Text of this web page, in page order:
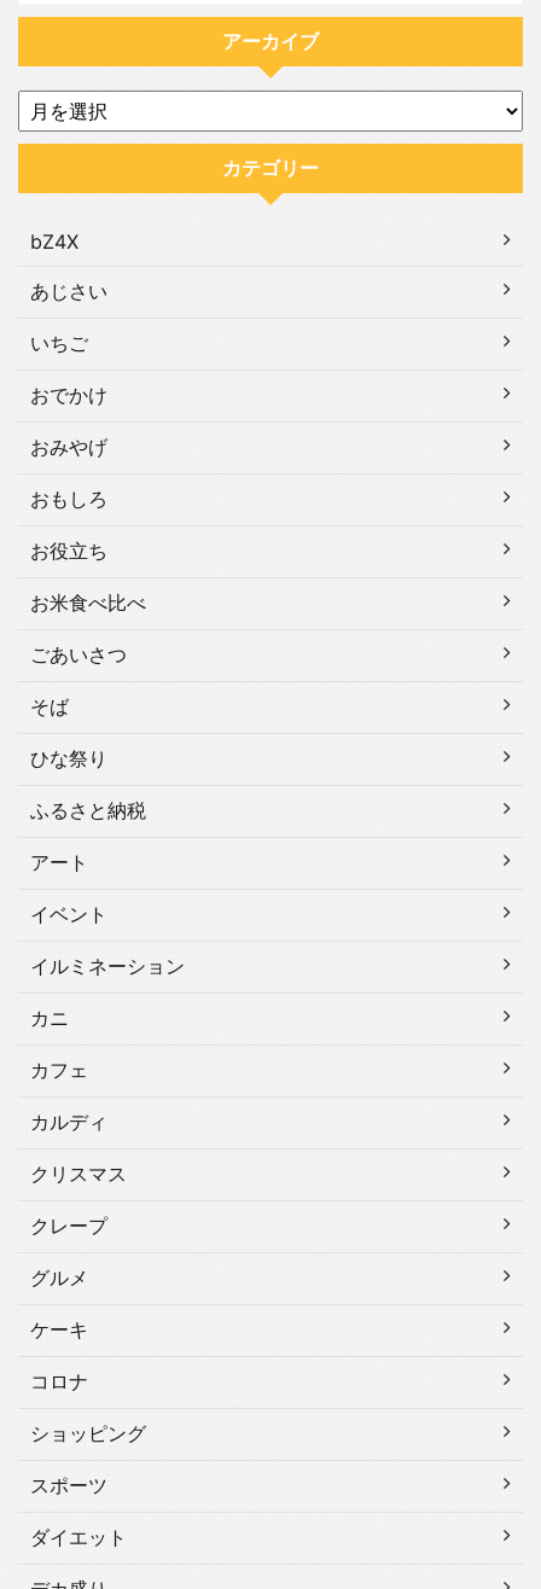
アーカイブ
カテゴリー
bZ4X
あじさい
いちご
おでかけ
おみやげ
おもしろ
お役立ち
お米食べ比べ
ごあいさつ
そば
ひな祭り
ふるさと納税
アート
イベント
イルミネーション
カニ
カフェ
カルディ
クリスマス
クレープ
グルメ
ケーキ
コロナ
ショッピング
スポーツ
ダイエット